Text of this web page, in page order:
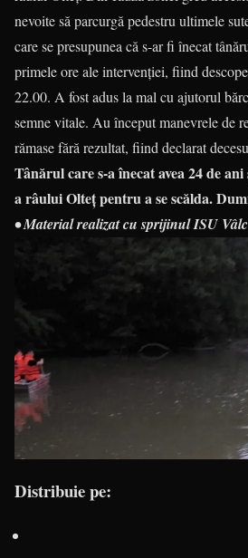
nevoite să parcurgă pedestru ultimele
care se presupunea că s-ar fi înecat
primele ore ale intervenției, fiind
22.00. A fost adus la mal cu ajutorul
semne vitale. Au început manevrele de
rămase fără rezultat, fiind declarat
Tânărul care s-a înecat avea 24 de ani
a râului Olteț pentru a se scălda.
• Material realizat cu sprijinul ISU
Distribuie pe: